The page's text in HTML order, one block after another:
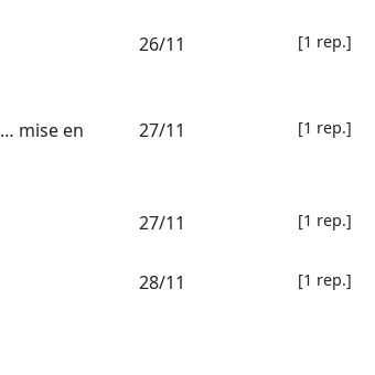
26/11 [1 rep.]
… mise en
27/11 [1 rep.]
27/11 [1 rep.]
28/11 [1 rep.]